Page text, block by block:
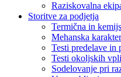
Raziskovalna
Storitve za podjetja
Termična in
Mehanska
Testi predelave in
Testi okoljskih
Sodelovanje pri